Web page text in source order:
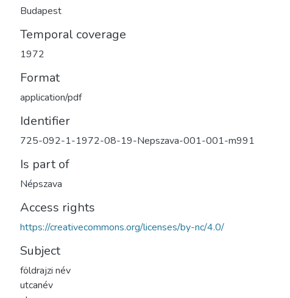
Budapest
Temporal coverage
1972
Format
application/pdf
Identifier
725-092-1-1972-08-19-Nepszava-001-001-m991
Is part of
Népszava
Access rights
https://creativecommons.org/licenses/by-nc/4.0/
Subject
földrajzi név
utcanév